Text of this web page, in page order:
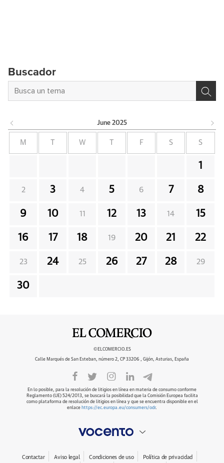
Buscador
June 2025
M W F S S
1
2 3 4 5 6 7 8
9 10 11 12 13 14 15
16 17 18 19 20 21 22
23 24 25 26 27 28 29
30
©ELCOMERCIO.ES
Calle Marqués de San Esteban, número 2, CP 33206 , Gijón, Asturias, España
En lo posible, para la resolución de litigios en línea en materia de consumo conforme
Reglamento (UE) 524/2013, se buscará la posibilidad que la Comisión Europea facilita
como plataforma de resolución de litigios en línea y que se encuentra disponible en el
enlace https://ec.europa.eu/consumers/odr.
Contactar Aviso legal Condiciones de uso Política de privacidad